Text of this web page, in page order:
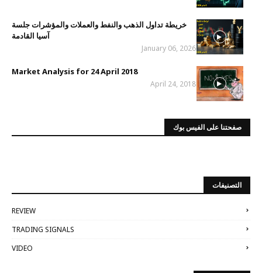
خريطة تداول الذهب والنفط والعملات والمؤشرات جلسة
آسيا القادمة
January 06, 2026
Market Analysis for 24 April 2018
April 24, 2018
صفحتنا على الفيس بوك
التصنيفات
REVIEW
TRADING SIGNALS
VIDEO